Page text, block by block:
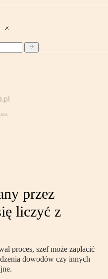
przez
liczyć z
proces, szef może zapłacić
dowodów czy innych